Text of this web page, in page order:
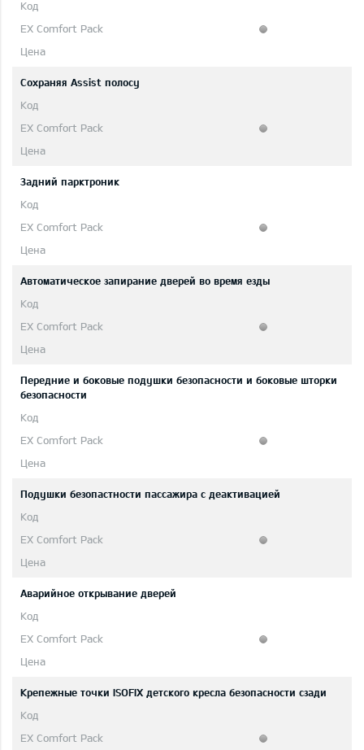
Сохраняя Assist полосу
Задний парктроник
Автоматическое запирание дверей во время езды
Передние и боковые подушки безопасности и боковые шторки
безопасности
Подушки безопастности пассажира с деактивацией
Аварийное открывание дверей
Крепежные точки ISOFIX детского кресла безопасности сзади